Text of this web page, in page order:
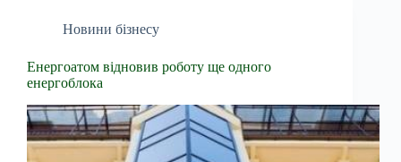
Новини бізнесу
Енергоатом відновив роботу ще одного
енергоблока